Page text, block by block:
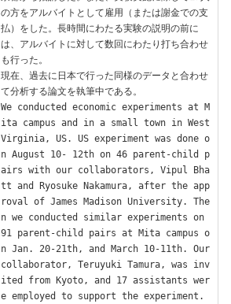
の方をアルバイトとして雇用（または謝金での支
払）をした。長時間にわたる実験の説明の前に
は、アルバイトに対して数回にわたり打ち合わせ
も行った。
現在、過去に日本で行った同様のデータと合わせ
て分析する論文を執筆中である。
We conducted economic experiments at M
ita campus and in a small town in West
Virginia, US. US experiment was done o
n August 10- 12th on 46 parent-child p
airs with our collaborators, Vipul Bha
tt and Ryosuke Nakamura, after the app
roval of James Madison University. The
n we conducted similar experiments on
91 parent-child pairs at Mita campus o
n Jan. 20-21th, and March 10-11th. Our
collaborator, Teruyuki Tamura, was inv
ited from Kyoto, and 17 assistants wer
e employed to support the experiment.